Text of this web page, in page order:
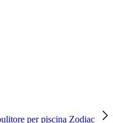
per piscina Zodiac